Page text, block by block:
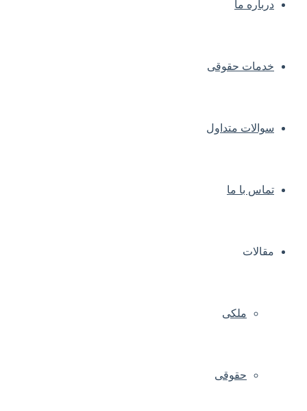
درباره ما
خدمات حقوقی
سوالات متداول
تماس با ما
مقالات
ملکی
حقوقی